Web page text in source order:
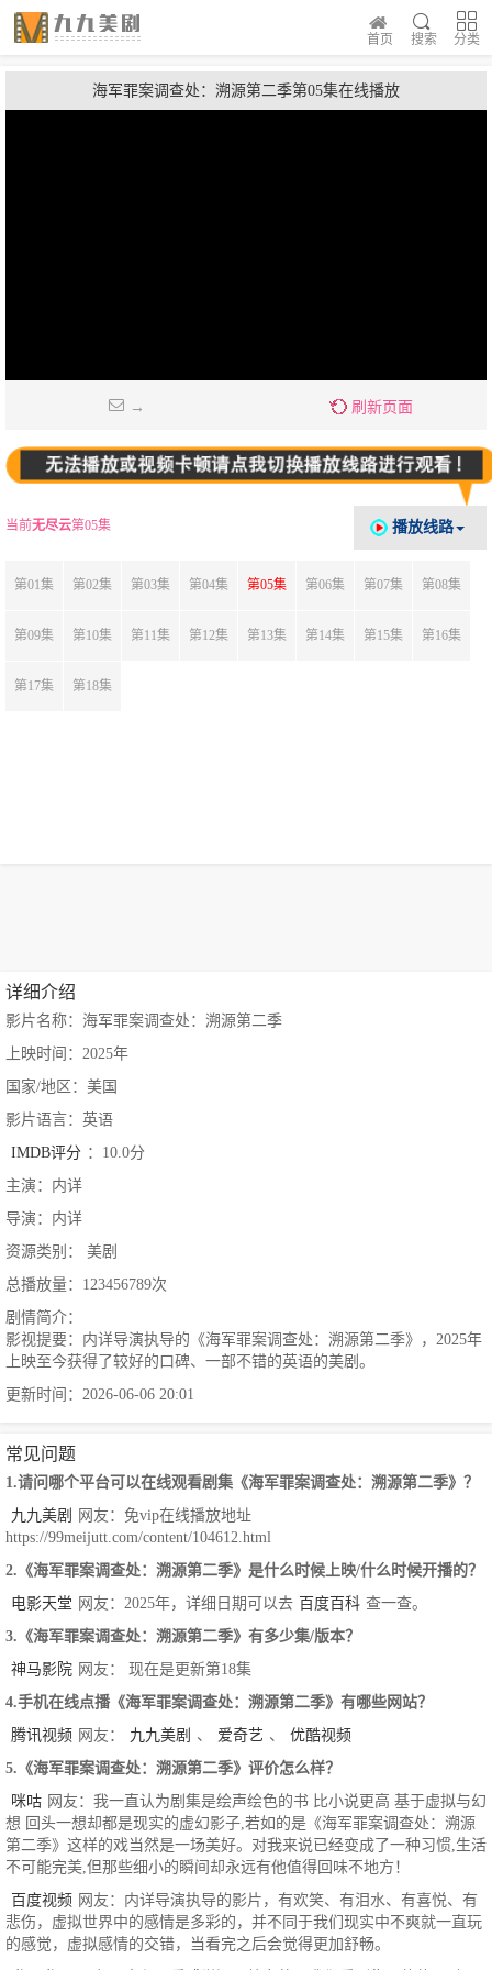
分类
搜索
首页
海军罪案调查处：溯源第二季第05集在线播放
→ 刷新页面
播放线路
当前无尽云第05集
第01集 第02集 第03集 第04集 第05集 第06集 第07集 第08集
第09集 第10集 第11集 第12集 第13集 第14集 第15集 第16集
第17集 第18集
详细介绍
影片名称：海军罪案调查处：溯源第二季
上映时间：2025年
国家/地区：美国
影片语言：英语
IMDB评分 ：10.0分
主演：内详
导演：内详
资源类别： 美剧
总播放量：123456789次
剧情简介：
影视提要：内详导演执导的《海军罪案调查处：溯源第二季》，2025年
上映至今获得了较好的口碑、一部不错的英语的美剧。
更新时间：2026-06-06 20:01
常见问题
1.请问哪个平台可以在线观看剧集《海军罪案调查处：溯源第二季》？
九九美剧
网友：免vip在线播放地址
https://99meijutt.com/content/104612.html
2.《海军罪案调查处：溯源第二季》是什么时候上映/什么时候开播的？
电影天堂 网友：2025年，详细日期可以去 百度百科 查一查。
3.《海军罪案调查处：溯源第二季》有多少集/版本？
神马影院 网友： 现在是更新第18集
4.手机在线点播《海军罪案调查处：溯源第二季》有哪些网站？
腾讯视频 网友： 九九美剧 、 爱奇艺 、
优酷视频
5.《海军罪案调查处：溯源第二季》评价怎么样？
咪咕 网友：我一直认为剧集是绘声绘色的书 比小说更高 基于虚拟与幻
想 回头一想却都是现实的虚幻影子,若如的是《海军罪案调查处：溯源
第二季》这样的戏当然是一场美好。对我来说已经变成了一种习惯,生活
不可能完美,但那些细小的瞬间却永远有他值得回味不地方！
百度视频 网友：内详导演执导的影片，有欢笑、有泪水、有喜悦、有
悲伤，虚拟世界中的感情是多彩的，并不同于我们现实中不爽就一直玩
的感觉，虚拟感情的交错，当看完之后会觉得更加舒畅。